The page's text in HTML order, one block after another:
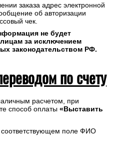
заказа адрес электронной
об авторизации
чек.
не будет
за исключением
законодательством РФ.
по счету
расчетом, при
способ оплаты «Выставить
поле ФИО